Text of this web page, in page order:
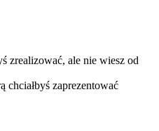
zrealizować, ale nie wiesz od
chciałbyś zaprezentować